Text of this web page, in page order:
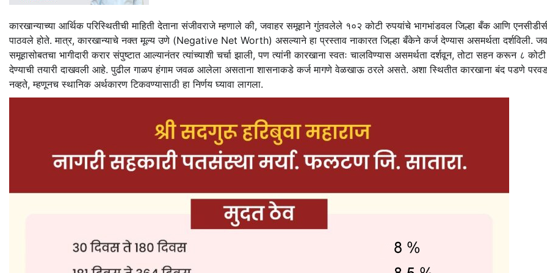
कारखान्याच्या आर्थिक परिस्थितीची माहिती देताना संजीवराजे म्हणाले की, जवाहर समूहाने गुंतवलेले १०२ कोटी रुपयांचे भागभांडवल जिल्हा बँक आणि
पाठवले होते. मात्र, कारखान्याचे नक्त मूल्य उणे (Negative Net Worth) असल्याने हा प्रस्ताव नाकारत जिल्हा बँकेने कर्ज देण्यास असमर्थता दर्शविली.
समूहासोबतचा भागीदारी करार संपुष्टात आल्यानंतर त्यांच्याशी चर्चा झाली, पण त्यांनी कारखाना स्वतः चालविण्यास असमर्थता दर्शवून, तोटा सहन करून ८
देण्याची तयारी दाखवली आहे. पुढील गाळप हंगाम जवळ आलेला असताना शासनाकडे कर्ज मागणे वेळखाऊ ठरले असते. अशा स्थितीत कारखाना बंद पडणे
नव्हते, म्हणूनच स्थानिक अर्थकारण टिकवण्यासाठी हा निर्णय घ्यावा लागला.